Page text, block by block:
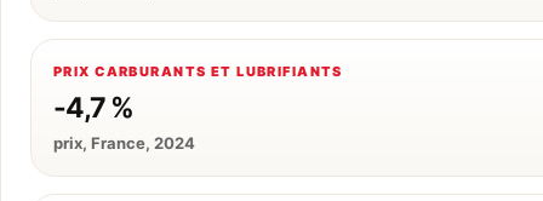
PRIX CARBURANTS ET LUBRIFIANTS
-4,7 %
prix, France, 2024